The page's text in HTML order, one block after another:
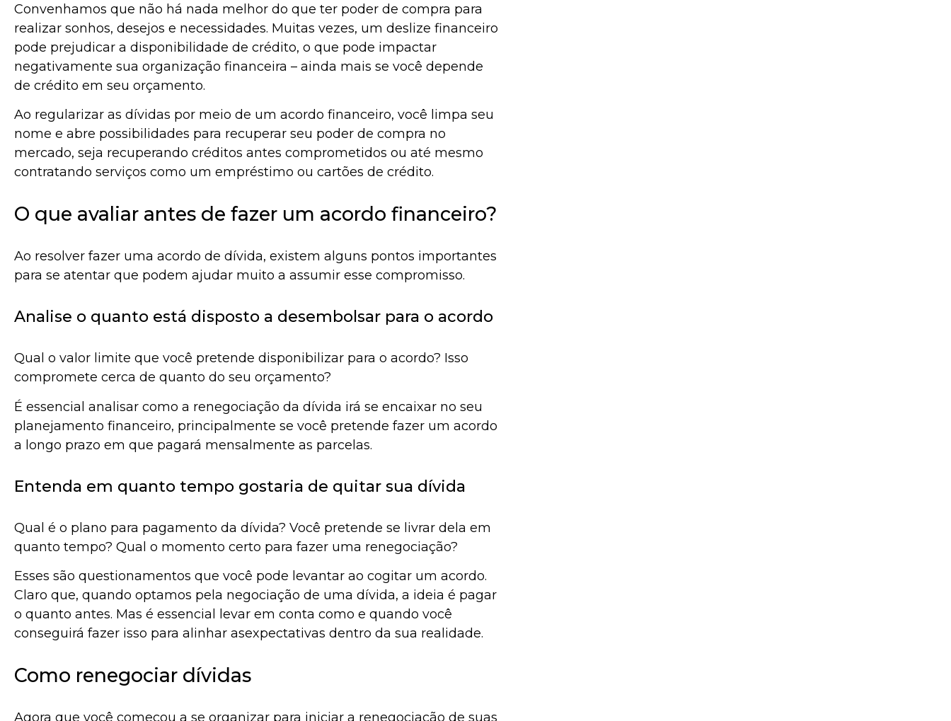
Convenhamos que não há nada melhor do que ter poder de compra para
realizar sonhos, desejos e necessidades. Muitas vezes, um deslize financeiro
pode prejudicar a disponibilidade de crédito, o que pode impactar
negativamente sua organização financeira – ainda mais se você depende
de crédito em seu orçamento.
Ao regularizar as dívidas por meio de um acordo financeiro, você limpa seu
nome e abre possibilidades para recuperar seu poder de compra no
mercado, seja recuperando créditos antes comprometidos ou até mesmo
contratando serviços como um empréstimo ou cartões de crédito.
O que avaliar antes de fazer um acordo financeiro?
Ao resolver fazer uma acordo de dívida, existem alguns pontos importantes
para se atentar que podem ajudar muito a assumir esse compromisso.
Analise o quanto está disposto a desembolsar para o acordo
Qual o valor limite que você pretende disponibilizar para o acordo? Isso
compromete cerca de quanto do seu orçamento?
É essencial analisar como a renegociação da dívida irá se encaixar no seu
planejamento financeiro, principalmente se você pretende fazer um acordo
a longo prazo em que pagará mensalmente as parcelas.
Entenda em quanto tempo gostaria de quitar sua dívida
Qual é o plano para pagamento da dívida? Você pretende se livrar dela em
quanto tempo? Qual o momento certo para fazer uma renegociação?
Esses são questionamentos que você pode levantar ao cogitar um acordo.
Claro que, quando optamos pela negociação de uma dívida, a ideia é pagar
o quanto antes. Mas é essencial levar em conta como e quando você
conseguirá fazer isso para alinhar asexpectativas dentro da sua realidade.
Como renegociar dívidas
Agora que você começou a se organizar para iniciar a renegociação de suas